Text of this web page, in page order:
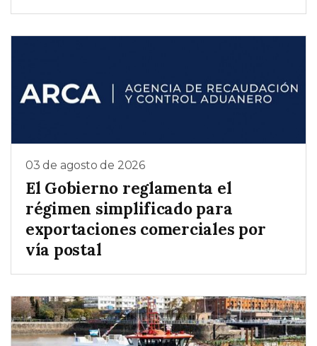
03 de agosto de 2026
El Gobierno reglamenta el
régimen simplificado para
exportaciones comerciales por
vía postal